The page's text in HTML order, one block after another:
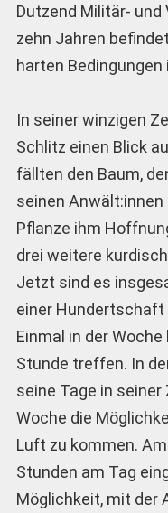
Dutzend Militär-
zehn Jahren
harten Bedingungen
In seiner winzigen
Schlitz einen Blick
fällten den Baum,
seinen
Pflanze ihm
drei weitere
Jetzt sind es
einer
Einmal in der
Stunde treffen. In
seine Tage in
Woche die
Luft zu kommen.
Stunden am Tag
Möglichkeit, mit der